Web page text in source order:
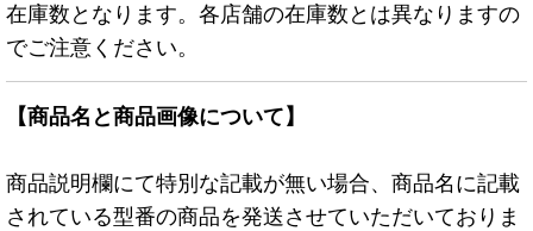
在庫数となります。各店舗の在庫数とは異なりますの
でご注意ください。
【商品名と商品画像について】
商品説明欄にて特別な記載が無い場合、商品名に記載
されている型番の商品を発送させていただいておりま